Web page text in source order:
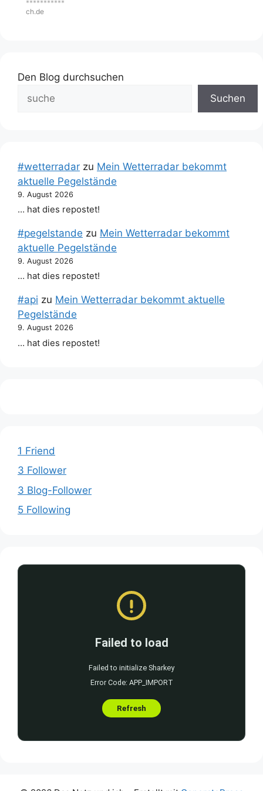
***********
ch.de
Den Blog durchsuchen
Suchen
#wetterradar zu Mein Wetterradar bekommt
aktuelle Pegelstände
9. August 2026
… hat dies repostet!
#pegelstande zu Mein Wetterradar bekommt
aktuelle Pegelstände
9. August 2026
… hat dies repostet!
#api zu Mein Wetterradar bekommt aktuelle
Pegelstände
9. August 2026
… hat dies repostet!
1 Friend
3 Follower
3 Blog-Follower
5 Following